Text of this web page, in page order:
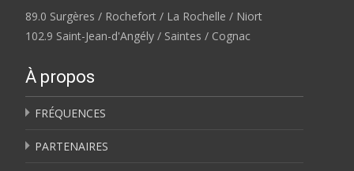
89.0 Surgères / Rochefort / La Rochelle / Niort
102.9 Saint-Jean-d'Angély / Saintes / Cognac
À propos
FRÉQUENCES
PARTENAIRES